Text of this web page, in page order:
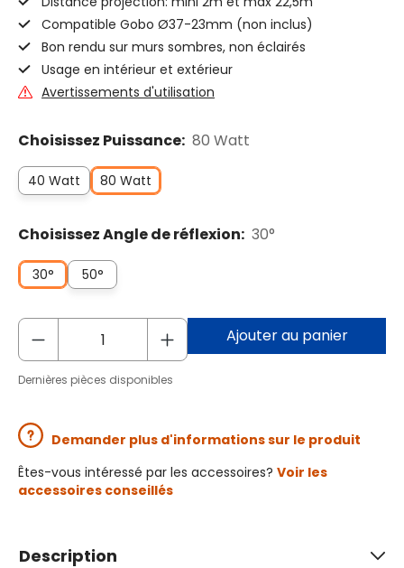
Compatible Gobo Ø37-23mm (non inclus)
Bon rendu sur murs sombres, non éclairés
Usage en intérieur et extérieur
Avertissements d'utilisation
Choisissez Puissance: 80 Watt
40 Watt 80 Watt
Choisissez Angle de réflexion: 30°
30° 50°
Ajouter au panier
Dernières pièces disponibles
Demander plus d'informations sur le produit
Êtes-vous intéressé par les accessoires? Voir les
accessoires conseillés
Description